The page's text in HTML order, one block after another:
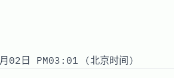
02日 PM03:01 (北京时间)